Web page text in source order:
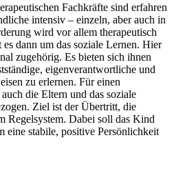
Fachkräfte sind erfahren
intensiv – einzeln, aber auch in
wird vor allem therapeutisch
dann um das soziale Lernen. Hier
zugehörig. Es bieten sich ihnen
eigenverantwortliche und
zu erlernen. Für einen
die Eltern und das soziale
Ziel ist der Übertritt, die
Regelsystem. Dabei soll das Kind
eine stabile, positive Persönlichkeit